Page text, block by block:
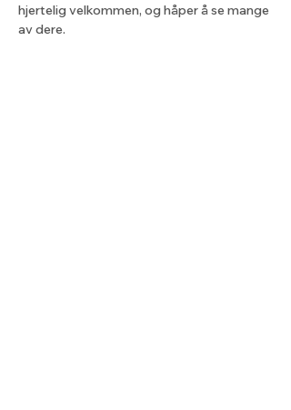
hjertelig velkommen, og håper å se mange
av dere.